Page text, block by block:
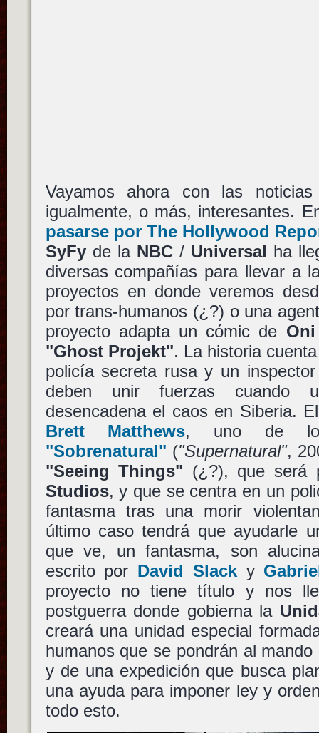
Vayamos ahora con las
igualmente, o más, interesantes.
pasarse por The Hollywood
SyFyde la NBC/ Universal ha
diversas compañías para llevar a
proyectos en donde veremos
por trans-humanos (¿?) o una
proyecto adapta un cómic de
"Ghost Projekt". La historia
policía secreta rusa y un
deben unir fuerzas cuando
desencadena el caos en Siberia.
Brett Matthews, uno de los
"Sobrenatural" ("Supernatural",
"Seeing Things" (¿?), que será
Studios, y que se centra en un
fantasma tras una morir
último caso tendrá que ayudarle
que ve, un fantasma, son
escrito por David Slacky
proyecto no tiene título y nos
postguerra donde gobierna la
creará una unidad especial
humanos que se pondrán al
y de una expedición que busca
una ayuda para imponer ley y
todo esto.